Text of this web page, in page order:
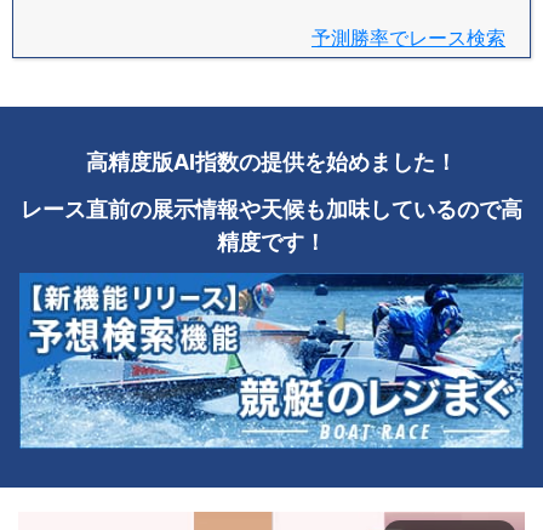
予測勝率でレース検索
高精度版AI指数の提供を始めました！
レース直前の展示情報や天候も加味しているので高
精度です！